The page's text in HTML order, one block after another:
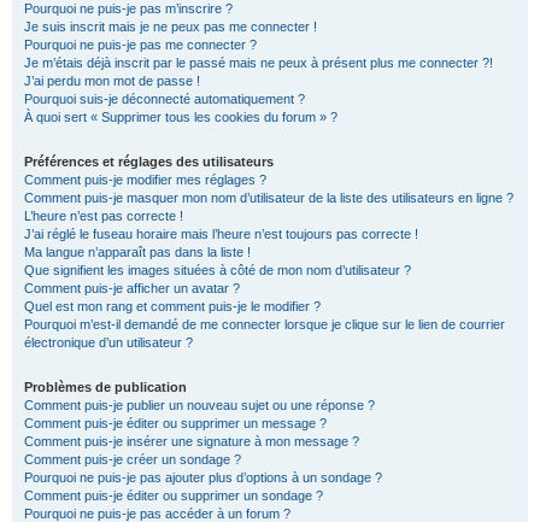
Pourquoi ne puis-je pas m’inscrire ?
Je suis inscrit mais je ne peux pas me connecter !
Pourquoi ne puis-je pas me connecter ?
Je m’étais déjà inscrit par le passé mais ne peux à présent plus me connecter ?!
J’ai perdu mon mot de passe !
Pourquoi suis-je déconnecté automatiquement ?
À quoi sert « Supprimer tous les cookies du forum » ?
Préférences et réglages des utilisateurs
Comment puis-je modifier mes réglages ?
Comment puis-je masquer mon nom d’utilisateur de la liste des utilisateurs en ligne ?
L’heure n’est pas correcte !
J’ai réglé le fuseau horaire mais l’heure n’est toujours pas correcte !
Ma langue n’apparaît pas dans la liste !
Que signifient les images situées à côté de mon nom d’utilisateur ?
Comment puis-je afficher un avatar ?
Quel est mon rang et comment puis-je le modifier ?
Pourquoi m’est-il demandé de me connecter lorsque je clique sur le lien de courrier
électronique d’un utilisateur ?
Problèmes de publication
Comment puis-je publier un nouveau sujet ou une réponse ?
Comment puis-je éditer ou supprimer un message ?
Comment puis-je insérer une signature à mon message ?
Comment puis-je créer un sondage ?
Pourquoi ne puis-je pas ajouter plus d’options à un sondage ?
Comment puis-je éditer ou supprimer un sondage ?
Pourquoi ne puis-je pas accéder à un forum ?